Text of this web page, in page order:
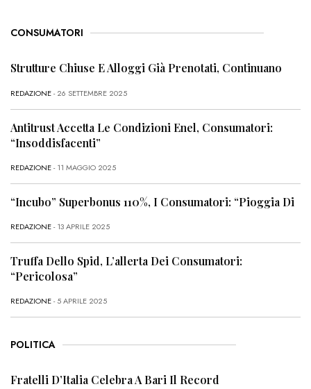
CONSUMATORI
Strutture Chiuse E Alloggi Già Prenotati, Continuano
REDAZIONE- 26 SETTEMBRE 2025
Antitrust Accetta Le Condizioni Enel, Consumatori:
“Insoddisfacenti”
REDAZIONE- 11 MAGGIO 2025
“Incubo” Superbonus 110%, I Consumatori: “Pioggia Di
REDAZIONE- 13 APRILE 2025
Truffa Dello Spid, L’allerta Dei Consumatori:
“Pericolosa”
REDAZIONE- 5 APRILE 2025
POLITICA
Fratelli D’Italia Celebra A Bari Il Record